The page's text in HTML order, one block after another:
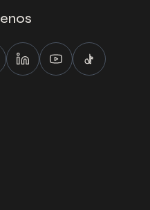
LinkedInYoutubeTiktok